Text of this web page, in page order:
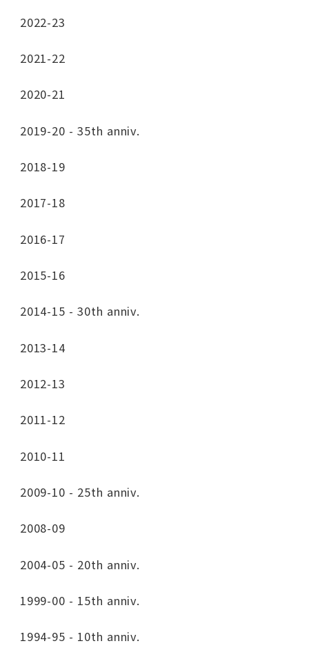
2022-23
2021-22
2020-21
2019-20 - 35th anniv.
2018-19
2017-18
2016-17
2015-16
2014-15 - 30th anniv.
2013-14
2012-13
2011-12
2010-11
2009-10 - 25th anniv.
2008-09
2004-05 - 20th anniv.
1999-00 - 15th anniv.
1994-95 - 10th anniv.